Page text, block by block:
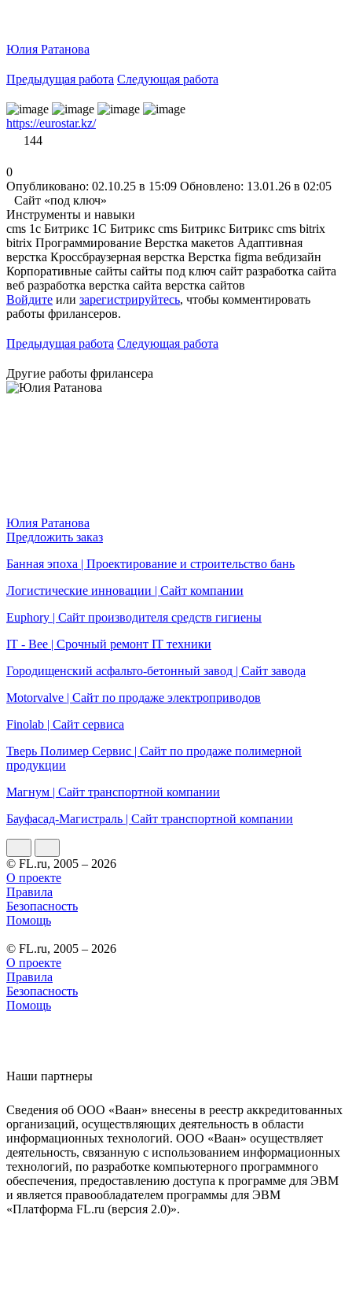
Юлия Ратанова
Предыдущая работа Следующая работа
https://eurostar.kz/
144
0
Опубликовано: 02.10.25 в 15:09 Обновлено: 13.01.26 в 02:05
Сайт «под ключ»
Инструменты и навыки
cms 1c Битрикс 1С Битрикс cms Битрикс Битрикс cms bitrix
bitrix Программирование Верстка макетов Адаптивная
верстка Кроссбраузерная верстка Верстка figma вебдизайн
Корпоративные сайты сайты под ключ сайт разработка сайта
веб разработка верстка сайта верстка сайтов
Войдите или зарегистрируйтесь, чтобы комментировать
работы фрилансеров.
Предыдущая работа Следующая работа
Другие работы фрилансера
Юлия Ратанова
Предложить заказ
Банная эпоха | Проектирование и строительство бань
Логистические инновации | Сайт компании
Еuphory | Сайт производителя средств гигиены
IT - Bee | Срочный ремонт IT техники
Городищенский асфальто-бетонный завод | Сайт завода
Motorvalve | Сайт по продаже электроприводов
Finolab | Сайт сервиса
Тверь Полимер Сервис | Сайт по продаже полимерной
продукции
Магнум | Сайт транспортной компании
Бауфасад-Магистраль | Сайт транспортной компании
© FL.ru, 2005 – 2026
О проекте
Правила
Безопасность
Помощь
© FL.ru, 2005 – 2026
О проекте
Правила
Безопасность
Помощь
Наши партнеры
Сведения об ООО «Ваан» внесены в реестр аккредитованных
организаций, осуществляющих деятельность в области
информационных технологий. ООО «Ваан» осуществляет
деятельность, связанную с использованием информационных
технологий, по разработке компьютерного программного
обеспечения, предоставлению доступа к программе для ЭВМ
и является правообладателем программы для ЭВМ
«Платформа FL.ru (версия 2.0)».